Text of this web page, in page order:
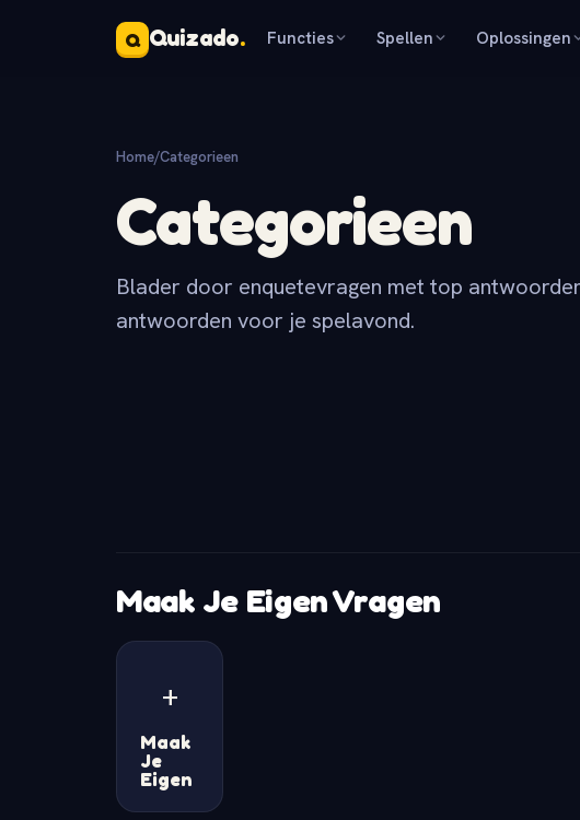
Q Quizado. Functies Spellen Oplossingen
Home/Categorieen
Categorieen
Blader door enquetevragen met top
antwoorden voor je spelavond.
Maak Je Eigen Vragen
+
Maak
Je
Eigen